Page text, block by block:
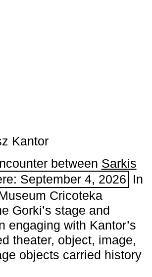
Kantor
between Sarkis
September 4, 2026 In
Cricoteka
Gorki’s stage and
engaging with Kantor’s
theater, object, image,
objects carried history